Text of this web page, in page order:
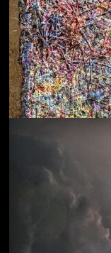
Blu & Exile
Time Heals Everything
Souled American